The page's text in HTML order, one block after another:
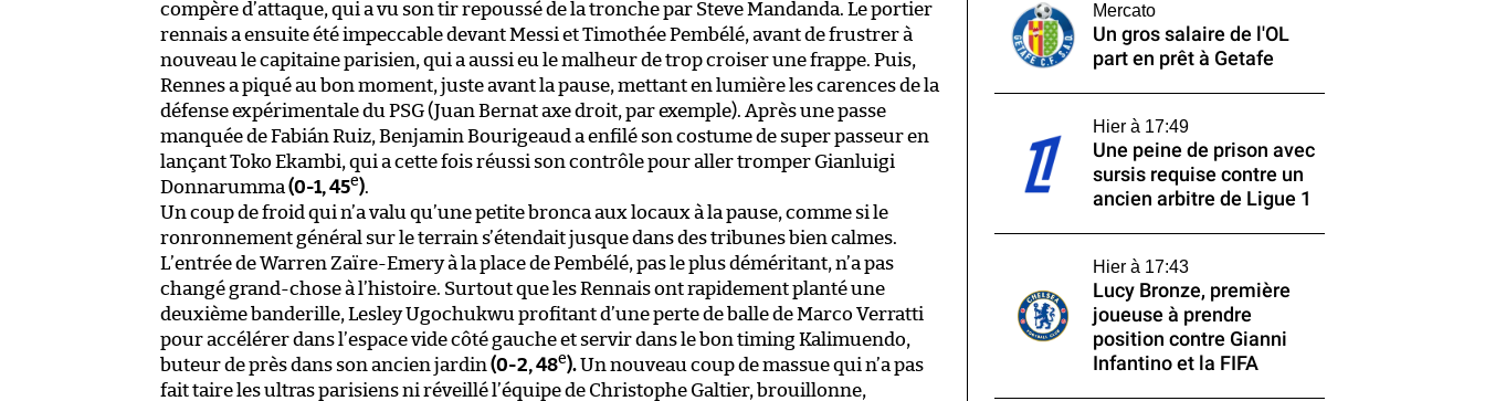
compère d’attaque, qui a vu son tir repoussé de la tronche par Steve Mandanda. Le portier
rennais a ensuite été impeccable devant Messi et Timothée Pembélé, avant de frustrer à
nouveau le capitaine parisien, qui a aussi eu le malheur de trop croiser une frappe. Puis,
Rennes a piqué au bon moment, juste avant la pause, mettant en lumière les carences de la
défense expérimentale du PSG (Juan Bernat axe droit, par exemple). Après une passe
manquée de Fabián Ruiz, Benjamin Bourigeaud a enfilé son costume de super passeur en
lançant Toko Ekambi, qui a cette fois réussi son contrôle pour aller tromper Gianluigi
Donnarumma (0-1, 45e).
Un coup de froid qui n’a valu qu’une petite bronca aux locaux à la pause, comme si le
ronronnement général sur le terrain s’étendait jusque dans des tribunes bien calmes.
L’entrée de Warren Zaïre-Emery à la place de Pembélé, pas le plus déméritant, n’a pas
changé grand-chose à l’histoire. Surtout que les Rennais ont rapidement planté une
deuxième banderille, Lesley Ugochukwu profitant d’une perte de balle de Marco Verratti
pour accélérer dans l’espace vide côté gauche et servir dans le bon timing Kalimuendo,
buteur de près dans son ancien jardin (0-2, 48e).Un nouveau coup de massue qui n’a pas
fait taire les ultras parisiens ni réveillé l’équipe de Christophe Galtier, brouillonne,
Mercato
Un gros salaire de l'OL
part en prêt à Getafe
Hier à 17:49
Une peine de prison avec
sursis requise contre un
ancien arbitre de Ligue 1
Hier à 17:43
Lucy Bronze, première
joueuse à prendre
position contre Gianni
Infantino et la FIFA